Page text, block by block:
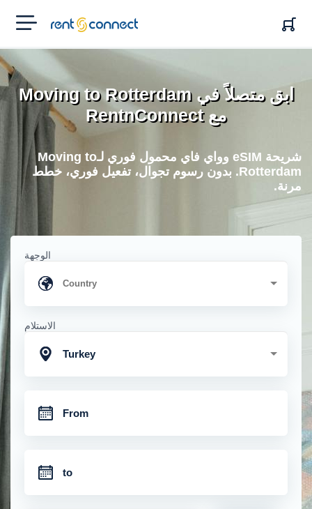
RENT'N
CONNECT
ابق متصلاً في Moving to Rotterdam
مع RentnConnect
شريحة eSIM وواي فاي محمول فوري لـMoving to
Rotterdam. بدون رسوم تجوال، تفعيل فوري، خطط
مرنة.
الوجهة
الاستلام
Turkey